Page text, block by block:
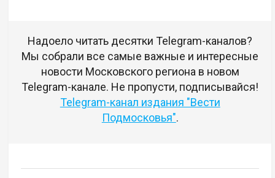
Надоело читать десятки Telegram-каналов?
Мы собрали все самые важные и интересные
новости Московского региона в новом
Telegram-канале. Не пропусти, подписывайся!
Telegram-канал издания "Вести
Подмосковья".